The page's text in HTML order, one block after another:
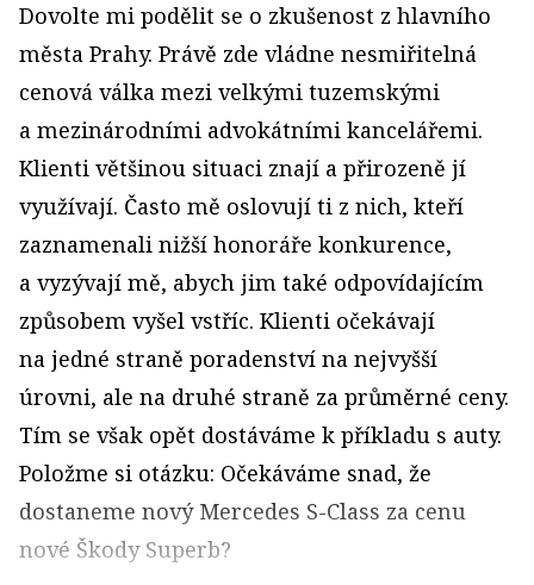
Dovolte mi podělit se o zkušenost z hlavního
města Prahy. Právě zde vládne nesmiřitelná
cenová válka mezi velkými tuzemskými
a mezinárodními advokátními kancelářemi.
Klienti většinou situaci znají a přirozeně jí
využívají. Často mě oslovují ti z nich, kteří
zaznamenali nižší honoráře konkurence,
a vyzývají mě, abych jim také odpovídajícím
způsobem vyšel vstříc. Klienti očekávají
na jedné straně poradenství na nejvyšší
úrovni, ale na druhé straně za průměrné ceny.
Tím se však opět dostáváme k příkladu s auty.
Položme si otázku: Očekáváme snad, že
dostaneme nový Mercedes S-Class za cenu
nové Škody Superb?